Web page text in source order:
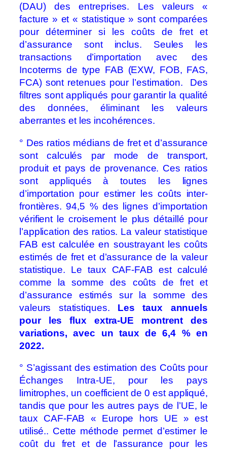
(DAU) des entreprises. Les valeurs «
facture » et « statistique » sont comparées
pour déterminer si les coûts de fret et
d’assurance sont inclus. Seules les
transactions d’importation avec des
Incoterms de type FAB (EXW, FOB, FAS,
FCA) sont retenues pour l’estimation. Des
filtres sont appliqués pour garantir la qualité
des données, éliminant les valeurs
aberrantes et les incohérences.
° Des ratios médians de fret et d’assurance
sont calculés par mode de transport,
produit et pays de provenance. Ces ratios
sont appliqués à toutes les lignes
d’importation pour estimer les coûts inter-
frontières. 94,5 % des lignes d’importation
vérifient le croisement le plus détaillé pour
l’application des ratios. La valeur statistique
FAB est calculée en soustrayant les coûts
estimés de fret et d’assurance de la valeur
statistique. Le taux CAF-FAB est calculé
comme la somme des coûts de fret et
d’assurance estimés sur la somme des
valeurs statistiques. Les taux annuels
pour les flux extra-UE montrent des
variations, avec un taux de 6,4 % en
2022.
° S’agissant des estimation des Coûts pour
Échanges Intra-UE, pour les pays
limitrophes, un coefficient de 0 est appliqué,
tandis que pour les autres pays de l’UE, le
taux CAF-FAB « Europe hors UE » est
utilisé.. Cette méthode permet d’estimer le
coût du fret et de l’assurance pour les